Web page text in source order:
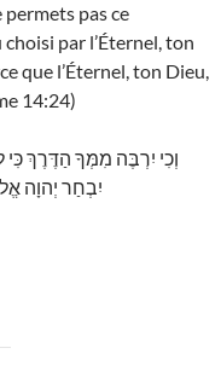
pas ce
par l’Éternel, ton
que l’Éternel, ton Dieu,
14:24)
וְכִי יִרְבֶּה מִמְּךָ הַדֶּרֶךְ
יִבְחַר יְהוָה